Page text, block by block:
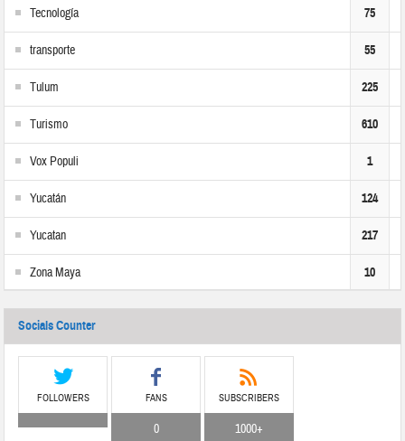
Tecnología 75
transporte 55
Tulum 225
Turismo 610
Vox Populi 1
Yucatán 124
Yucatan 217
Zona Maya 10
Socials Counter
FOLLOWERS FANS
0
SUBSCRIBERS
1000+